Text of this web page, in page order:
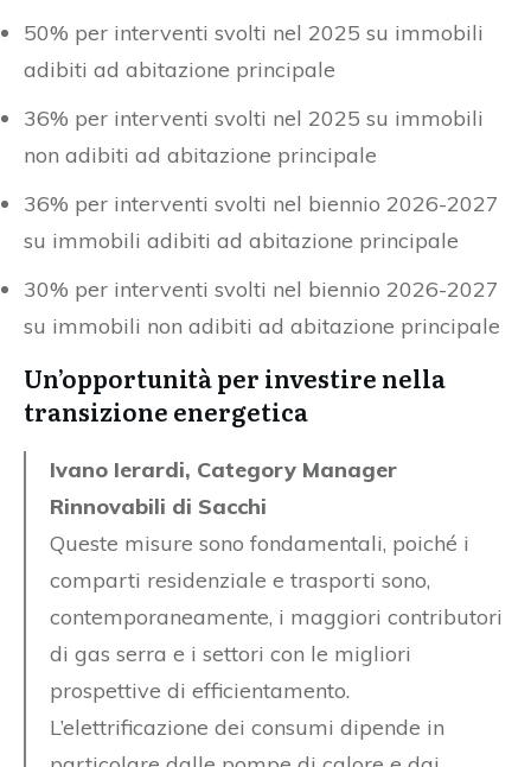
50% per interventi svolti nel 2025 su immobili
adibiti ad abitazione principale
36% per interventi svolti nel 2025 su immobili
non adibiti ad abitazione principale
36% per interventi svolti nel biennio 2026-2027
su immobili adibiti ad abitazione principale
30% per interventi svolti nel biennio 2026-2027
su immobili non adibiti ad abitazione principale
Un’opportunità per investire nella
transizione energetica
Ivano Ierardi, Category Manager
Rinnovabili di Sacchi
Queste misure sono fondamentali, poiché i
comparti residenziale e trasporti sono,
contemporaneamente, i maggiori contributori
di gas serra e i settori con le migliori
prospettive di efficientamento.
L’elettrificazione dei consumi dipende in